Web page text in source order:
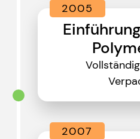
2005
2007